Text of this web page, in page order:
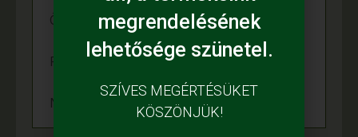
Örömünnep a Fehér tanyán
Felgyulladt a fény Murányi Éva tanyáján
Napelem került az Adamcsik tanyára
megrendelésének
lehetősége szünetel.
SZÍVES MEGÉRTÉSÜKET
KÖSZÖNJÜK!